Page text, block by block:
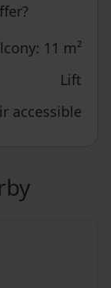
11 m²
Lift
accessible